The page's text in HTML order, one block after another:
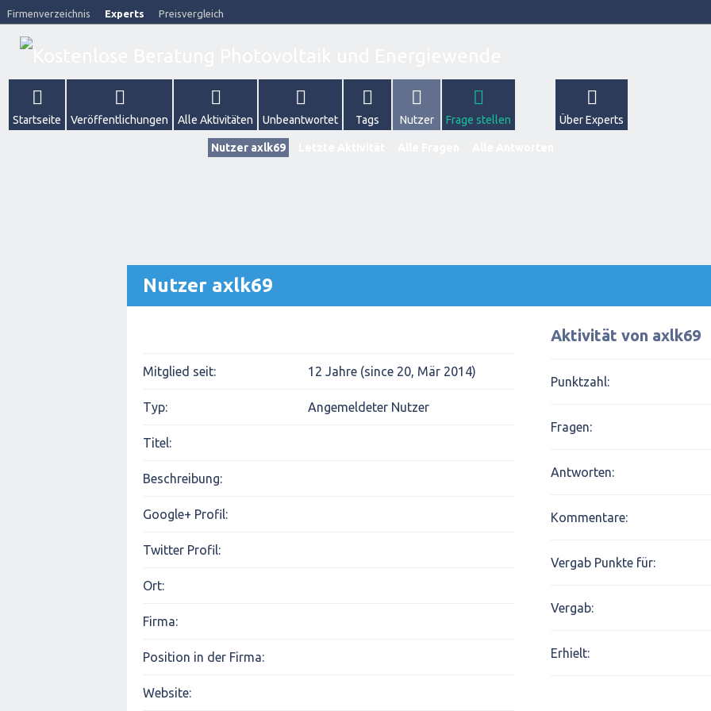
Firmenverzeichnis Experts Preisvergleich
Startseite Veröffentlichungen Alle Aktivitäten Unbeantwortet Tags Nutzer Frage stellen Über Experts
Nutzer axlk69
Nutzer axlk69
Mitglied seit: 12 Jahre (since 20, Mär 2014)
Typ: Angemeldeter Nutzer
Titel:
Beschreibung:
Google+ Profil:
Twitter Profil:
Ort:
Firma:
Position in der Firma:
Website:
Aktivität von axlk69
Punktzahl:
Fragen:
Antworten:
Kommentare:
Vergab Punkte für:
Vergab:
Erhielt: